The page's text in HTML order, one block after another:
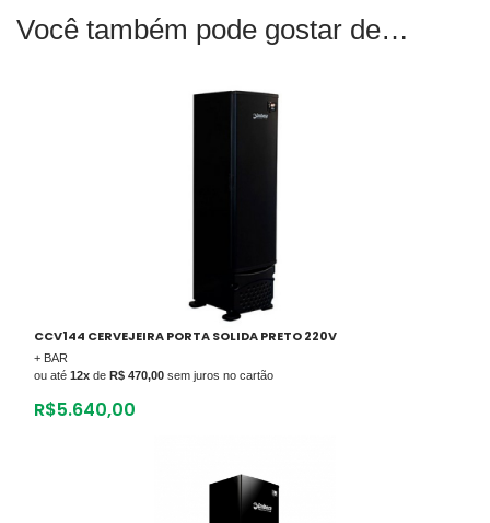
Você também pode gostar de
CCV144 CERVEJEIRA PORTA SOLIDA PRETO 220V
+ BAR
ou até 12x de R$ 470,00 sem juros no cartão
R$5.640,00